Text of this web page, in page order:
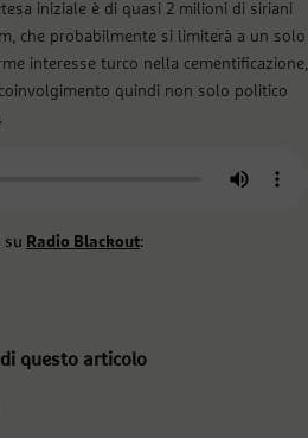
iniziale è di quasi 2 milioni di siriani
che probabilmente si limiterà a un solo
interesse turco nella cementificazione,
quindi non solo politico
su Radio Blackout:
questo articolo